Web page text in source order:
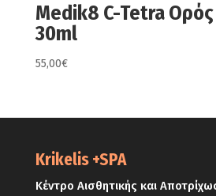
Medik8 C-Tetra
30ml
55,00€
Krikelis +SPA
Κέντρο Αισθητικής και